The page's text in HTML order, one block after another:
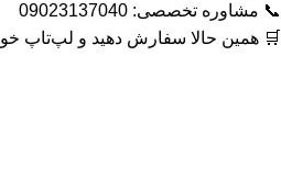
📞 مشاوره تخصصی: 09023137040
🛒 همین حالا سفارش دهید و لپ‌تاپ